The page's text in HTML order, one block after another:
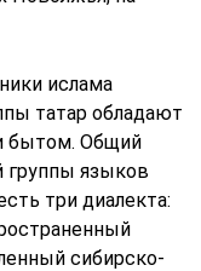
ислама
татар обладают
бытом. Общий
группы языков
три диалекта:
сибирско-